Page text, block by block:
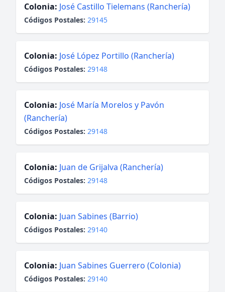
Colonia: José Castillo Tielemans (Ranchería)
Códigos Postales: 29145
Colonia: José López Portillo (Ranchería)
Códigos Postales: 29148
Colonia: José María Morelos y Pavón
(Ranchería)
Códigos Postales: 29148
Colonia: Juan de Grijalva (Ranchería)
Códigos Postales: 29148
Colonia: Juan Sabines (Barrio)
Códigos Postales: 29140
Colonia: Juan Sabines Guerrero (Colonia)
Códigos Postales: 29140